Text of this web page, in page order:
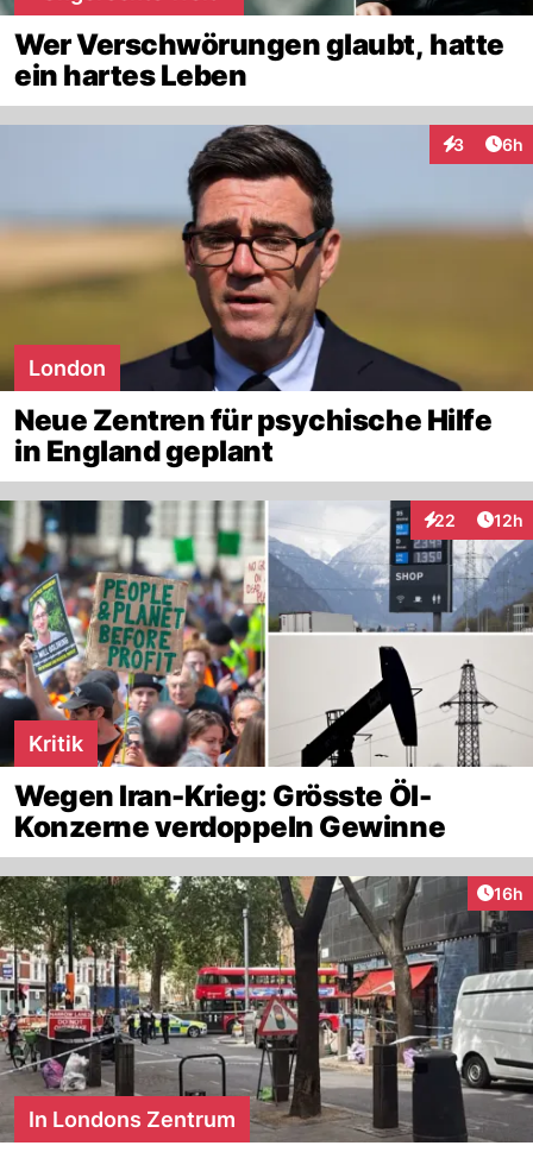
Wer Verschwörungen glaubt, hatte
ein hartes Leben
3 6h
London
Neue Zentren für psychische Hilfe
in England geplant
22
Interaktionen
12h
Kritik
Wegen Iran-Krieg: Grösste Öl-
Konzerne verdoppeln Gewinne
16h
In Londons Zentrum